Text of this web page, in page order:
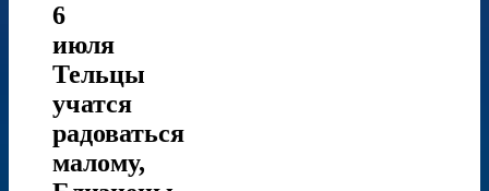
6
июля
Тельцы
учатся
радоваться
малому,